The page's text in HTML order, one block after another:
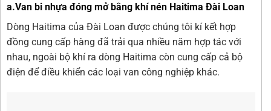
a.Van bi nhựa đóng mở bằng khí nén Haitima Đài Loan
Dòng Haitima của Đài Loan được chúng tôi kí kết hợp
đồng cung cấp hàng đã trải qua nhiều năm hợp tác với
nhau, ngoài bộ khí ra dòng Haitima còn cung cấp cả bộ
điện để điều khiển các loại van công nghiệp khác.